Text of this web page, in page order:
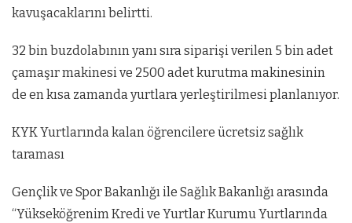
kavuşacaklarını belirtti.
32 bin buzdolabının yanı sıra siparişi verilen 5 bin adet
çamaşır makinesi ve 2500 adet kurutma makinesinin
de en kısa zamanda yurtlara yerleştirilmesi planlanıyor.
KYK Yurtlarında kalan öğrencilere ücretsiz sağlık
taraması
Gençlik ve Spor Bakanlığı ile Sağlık Bakanlığı arasında
“Yükseköğrenim Kredi ve Yurtlar Kurumu Yurtlarında